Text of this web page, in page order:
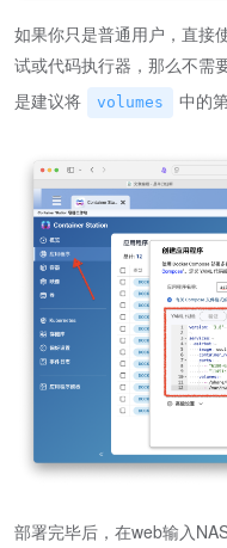
如果你只是普通用户，直接
试或代码执行器，那么不需
是建议将
volumes 中的
部署完毕后，在web输入